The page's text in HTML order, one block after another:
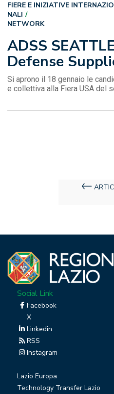
ADSS
Defense
FIERE E INIZIATIVE INTERNAZIO
NALI
NETWORK
Si aprono il 18 gennaio le
e collettiva alla Fiera USA del
Social Link
Facebook
X
Linkedin
RSS
Instagram
Lazio Europa
Technology Transfer Lazio